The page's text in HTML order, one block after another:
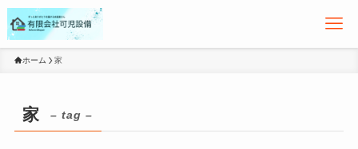
ホーム 家
家 – tag –